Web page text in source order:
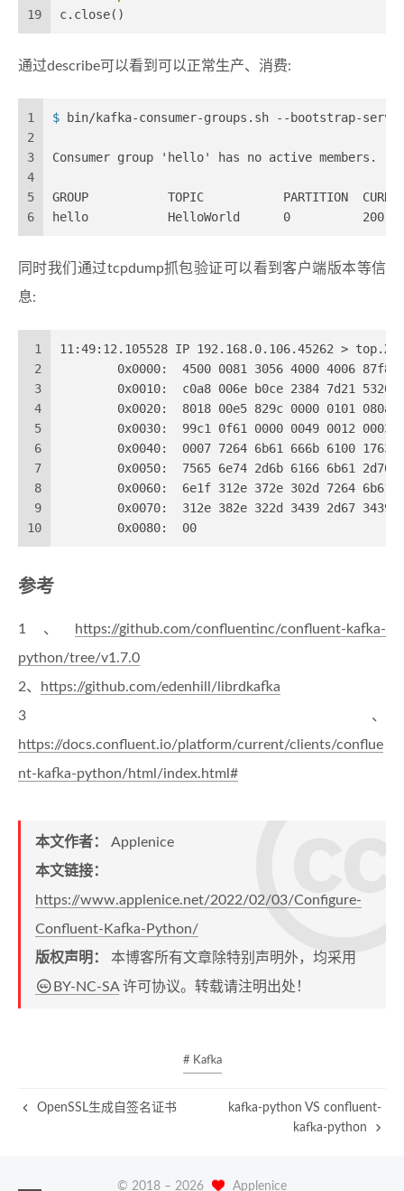
19
c.close()
通过describe可以看到可以正常生产、消费:
1
2
3
4
5
6
$ bin/kafka-consumer-groups.sh --bootstrap-
Consumer group 'hello' has no active members.
GROUP           TOPIC           PARTITION
hello           HelloWorld      0
同时我们通过tcpdump抓包验证可以看到客户端版本等信
息:
1
2
3
4
5
6
7
8
9
10
11:49:12.105528 IP 192.168.0.106.45262 >
0x0000:  4500 0081 3056 4000 4006 87f8
0x0010:  c0a8 006e b0ce 2384 7d21 5320
0x0020:  8018 00e5 829c 0000 0101 080a
0x0030:  99c1 0f61 0000 0049 0012 0003
0x0040:  0007 7264 6b61 666b 6100 1763
0x0050:  7565 6e74 2d6b 6166 6b61 2d70
0x0060:  6e1f 312e 372e 302d 7264 6b61
0x0070:  312e 382e 322d 3439 2d67 3439
0x0080:  00
参考
1、
https://github.com/confluentinc/confluent-kafka-
python/tree/v1.7.0
2、
https://github.com/edenhill/librdkafka
3、
https://docs.confluent.io/platform/current/clients/conflue
nt-kafka-python/html/index.html#
本文作者： Applenice
本文链接：
https://www.applenice.net/2022/02/03/Configure-
Confluent-Kafka-Python/
版权声明： 本博客所有文章除特别声明外，均采用
BY-NC-SA许可协议。转载请注明出处！
# Kafka
OpenSSL生成自签名证书
kafka-python VS confluent-
kafka-python
© 2018 – 2026 Applenice